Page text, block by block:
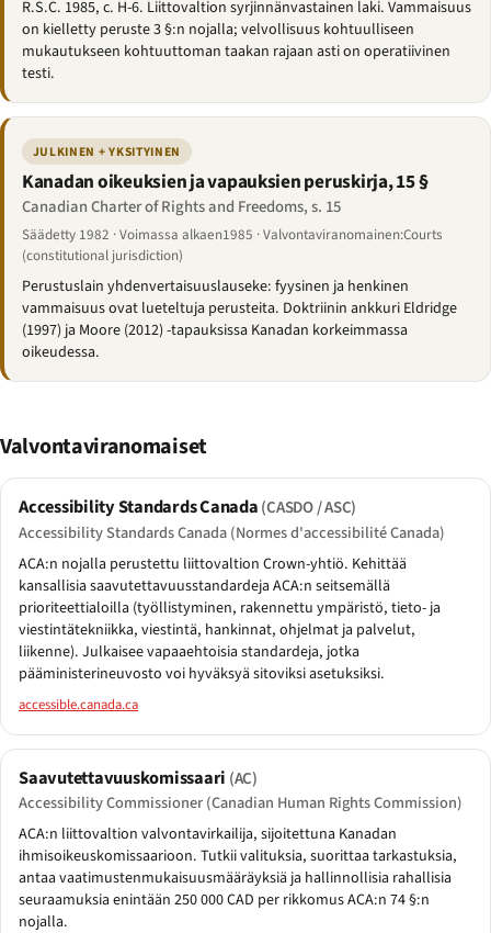
R.S.C. 1985, c. H-6. Liittovaltion syrjinnänvastainen laki. Vammaisuus
on kielletty peruste 3 §:n nojalla; velvollisuus kohtuulliseen
mukautukseen kohtuuttoman taakan rajaan asti on operatiivinen
testi.
JULKINEN + YKSITYINEN
Kanadan oikeuksien ja vapauksien peruskirja, 15 §
Canadian Charter of Rights and Freedoms, s. 15
Säädetty 1982 · Voimassa alkaen1985 · Valvontaviranomainen:Courts
(constitutional jurisdiction)
Perustuslain yhdenvertaisuuslauseke: fyysinen ja henkinen
vammaisuus ovat lueteltuja perusteita. Doktriinin ankkuri Eldridge
(1997) ja Moore (2012) -tapauksissa Kanadan korkeimmassa
oikeudessa.
Valvontaviranomaiset
Accessibility Standards Canada(CASDO / ASC)
Accessibility Standards Canada (Normes d'accessibilité Canada)
ACA:n nojalla perustettu liittovaltion Crown-yhtiö. Kehittää
kansallisia saavutettavuusstandardeja ACA:n seitsemällä
prioriteettialoilla (työllistyminen, rakennettu ympäristö, tieto- ja
viestintätekniikka, viestintä, hankinnat, ohjelmat ja palvelut,
liikenne). Julkaisee vapaaehtoisia standardeja, jotka
pääministerineuvosto voi hyväksyä sitoviksi asetuksiksi.
accessible.canada.ca
Saavutettavuuskomissaari (AC)
Accessibility Commissioner (Canadian Human Rights Commission)
ACA:n liittovaltion valvontavirkailija, sijoitettuna Kanadan
ihmisoikeuskomissaarioon. Tutkii valituksia, suorittaa tarkastuksia,
antaa vaatimustenmukaisuusmääräyksiä ja hallinnollisia rahallisia
seuraamuksia enintään 250 000 CAD per rikkomus ACA:n 74 §:n
nojalla.